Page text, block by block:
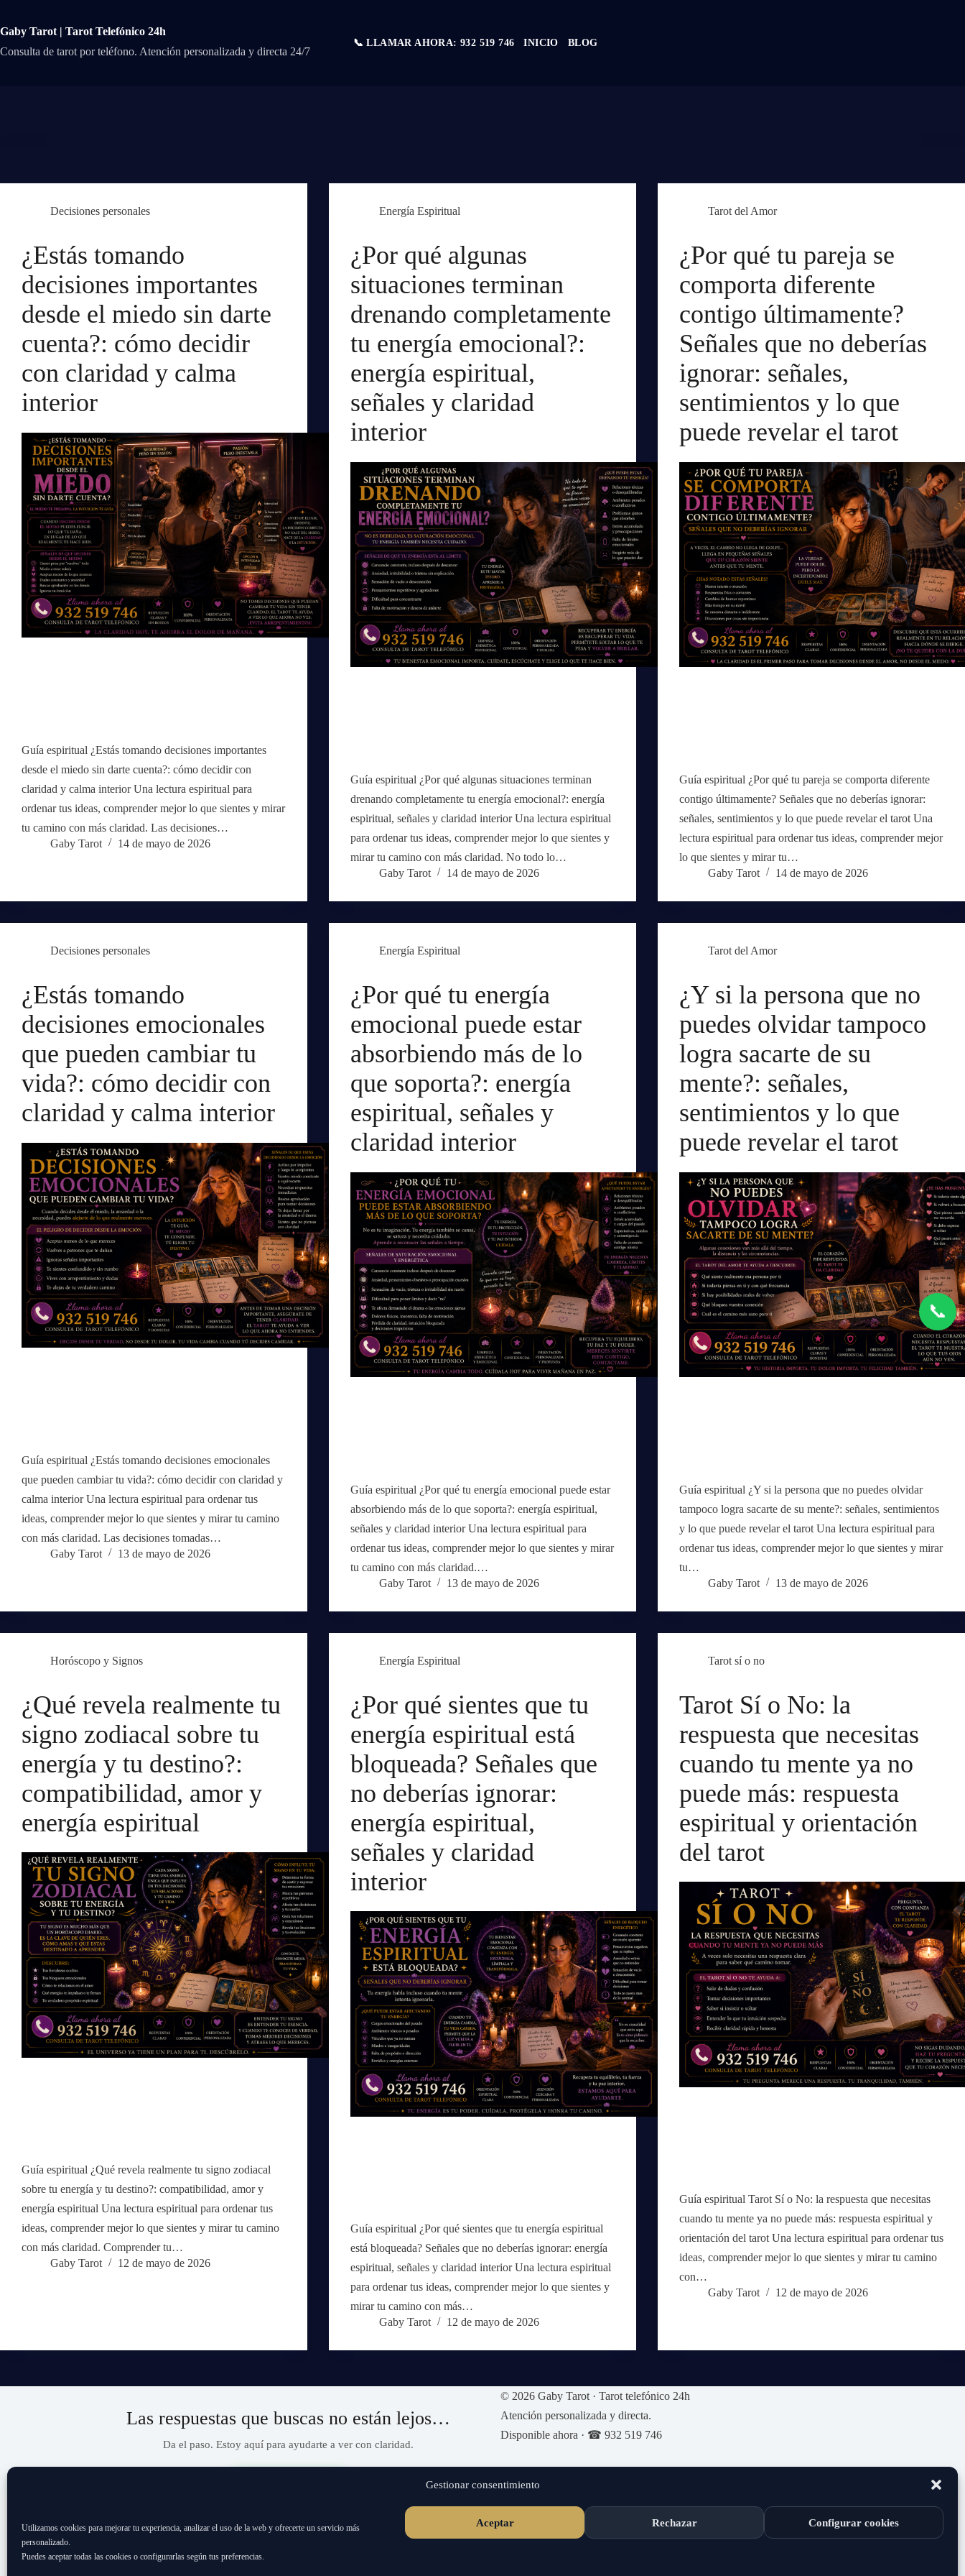
Gestionar consentimiento
Utilizamos cookies para mejorar tu experiencia, analizar el uso de la web y ofrecerte un servicio más
personalizado.
Puedes aceptar todas las cookies o configurarlas según tus preferencias.
Aceptar Rechazar Configurar cookies
contenido
Gaby Tarot | Tarot Telefónico 24h
Consulta de tarot por teléfono. Atención personalizada y directa 24/7
📞 LLAMAR AHORA: 932 519 746 INICIO BLOG
Decisiones personales
¿Estás tomando
decisiones importantes
desde el miedo sin darte
cuenta?: cómo decidir
con claridad y calma
interior
Guía espiritual ¿Estás tomando decisiones importantes
desde el miedo sin darte cuenta?: cómo decidir con
claridad y calma interior Una lectura espiritual para
ordenar tus ideas, comprender mejor lo que sientes y mirar
tu camino con más claridad. Las decisiones…
Gaby Tarot
14 de mayo de 2026
Energía Espiritual
¿Por qué algunas
situaciones terminan
drenando completamente
tu energía emocional?:
energía espiritual,
señales y claridad
interior
Guía espiritual ¿Por qué algunas situaciones terminan
drenando completamente tu energía emocional?: energía
espiritual, señales y claridad interior Una lectura espiritual
para ordenar tus ideas, comprender mejor lo que sientes y
mirar tu camino con más claridad. No todo lo…
Gaby Tarot
14 de mayo de 2026
Tarot del Amor
¿Por qué tu pareja se
comporta diferente
contigo últimamente?
Señales que no deberías
ignorar: señales,
sentimientos y lo que
puede revelar el tarot
Guía espiritual ¿Por qué tu pareja se comporta diferente
contigo últimamente? Señales que no deberías ignorar:
señales, sentimientos y lo que puede revelar el tarot Una
lectura espiritual para ordenar tus ideas, comprender mejor
lo que sientes y mirar tu…
Gaby Tarot
14 de mayo de 2026
Decisiones personales
¿Estás tomando
decisiones emocionales
que pueden cambiar tu
vida?: cómo decidir con
claridad y calma interior
Guía espiritual ¿Estás tomando decisiones emocionales
que pueden cambiar tu vida?: cómo decidir con claridad y
calma interior Una lectura espiritual para ordenar tus
ideas, comprender mejor lo que sientes y mirar tu camino
con más claridad. Las decisiones tomadas…
Gaby Tarot
13 de mayo de 2026
Energía Espiritual
¿Por qué tu energía
emocional puede estar
absorbiendo más de lo
que soporta?: energía
espiritual, señales y
claridad interior
Guía espiritual ¿Por qué tu energía emocional puede estar
absorbiendo más de lo que soporta?: energía espiritual,
señales y claridad interior Una lectura espiritual para
ordenar tus ideas, comprender mejor lo que sientes y mirar
tu camino con más claridad.…
Gaby Tarot
13 de mayo de 2026
Tarot del Amor
¿Y si la persona que no
puedes olvidar tampoco
logra sacarte de su
mente?: señales,
sentimientos y lo que
puede revelar el tarot
Guía espiritual ¿Y si la persona que no puedes olvidar
tampoco logra sacarte de su mente?: señales, sentimientos
y lo que puede revelar el tarot Una lectura espiritual para
ordenar tus ideas, comprender mejor lo que sientes y mirar
tu…
Gaby Tarot
13 de mayo de 2026
Horóscopo y Signos
¿Qué revela realmente tu
signo zodiacal sobre tu
energía y tu destino?:
compatibilidad, amor y
energía espiritual
Guía espiritual ¿Qué revela realmente tu signo zodiacal
sobre tu energía y tu destino?: compatibilidad, amor y
energía espiritual Una lectura espiritual para ordenar tus
ideas, comprender mejor lo que sientes y mirar tu camino
con más claridad. Comprender tu…
Gaby Tarot
12 de mayo de 2026
Energía Espiritual
¿Por qué sientes que tu
energía espiritual está
bloqueada? Señales que
no deberías ignorar:
energía espiritual,
señales y claridad
interior
Guía espiritual ¿Por qué sientes que tu energía espiritual
está bloqueada? Señales que no deberías ignorar: energía
espiritual, señales y claridad interior Una lectura espiritual
para ordenar tus ideas, comprender mejor lo que sientes y
mirar tu camino con más…
Gaby Tarot
12 de mayo de 2026
Tarot sí o no
Tarot Sí o No: la
respuesta que necesitas
cuando tu mente ya no
puede más: respuesta
espiritual y orientación
del tarot
Guía espiritual Tarot Sí o No: la respuesta que necesitas
cuando tu mente ya no puede más: respuesta espiritual y
orientación del tarot Una lectura espiritual para ordenar tus
ideas, comprender mejor lo que sientes y mirar tu camino
con…
Gaby Tarot
12 de mayo de 2026
Las respuestas que buscas no están lejos…
Da el paso. Estoy aquí para ayudarte a ver con claridad.
✔️ Directo ✔️ Privado ✔️ Sin esperas
Disponible ahora
📞
© 2026 Gaby Tarot · Tarot telefónico 24h
Atención personalizada y directa.
Disponible ahora · ☎ 932 519 746